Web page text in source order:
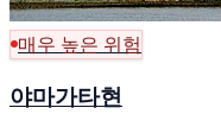
매우 높은 위험
야마가타현